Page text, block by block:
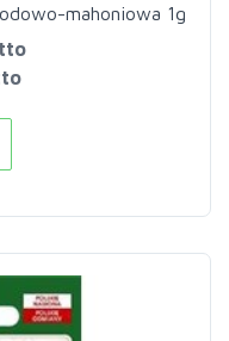
mahoniowa 1g